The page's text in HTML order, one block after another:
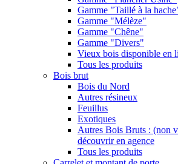
Gamme "Taillé à la
Gamme "Mélèze"
Gamme "Chêne"
Gamme "Divers"
Vieux bois disponible en
Tous les produits
Bois brut
Bois du Nord
Autres résineux
Feuillus
Exotiques
Autres Bois Bruts : (non
découvrir en agence
Tous les produits